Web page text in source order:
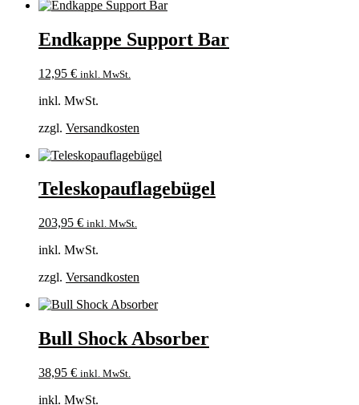
Endkappe Support Bar
12,95 € inkl. MwSt.
inkl. MwSt.
zzgl. Versandkosten
Teleskopauflagebügel
203,95 € inkl. MwSt.
inkl. MwSt.
zzgl. Versandkosten
Bull Shock Absorber
38,95 € inkl. MwSt.
inkl. MwSt.